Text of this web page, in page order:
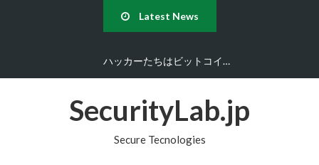
Latest News
ハッカーたちはビットコイ…
SecurityLab.jp
Secure Tecnologies